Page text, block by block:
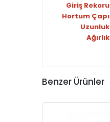
Giriş Rekoru
Hortum Çapı
Uzunluk
Ağırlık
Benzer Ürünler